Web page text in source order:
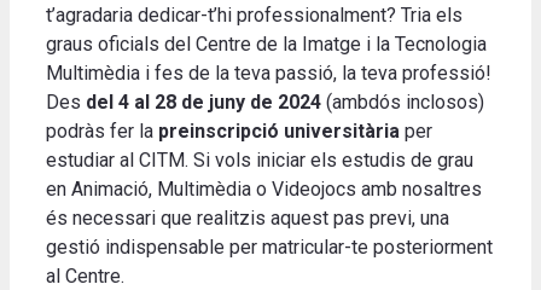
t’agradaria dedicar-t’hi professionalment? Tria els
graus oficials del Centre de la Imatge i la Tecnologia
Multimèdia i fes de la teva passió, la teva professió!
Des del 4 al 28 de juny de 2024 (ambdós inclosos)
podràs fer la preinscripció universitària per
estudiar al CITM. Si vols iniciar els estudis de grau
en Animació, Multimèdia o Videojocs amb nosaltres
és necessari que realitzis aquest pas previ, una
gestió indispensable per matricular-te posteriorment
al Centre.